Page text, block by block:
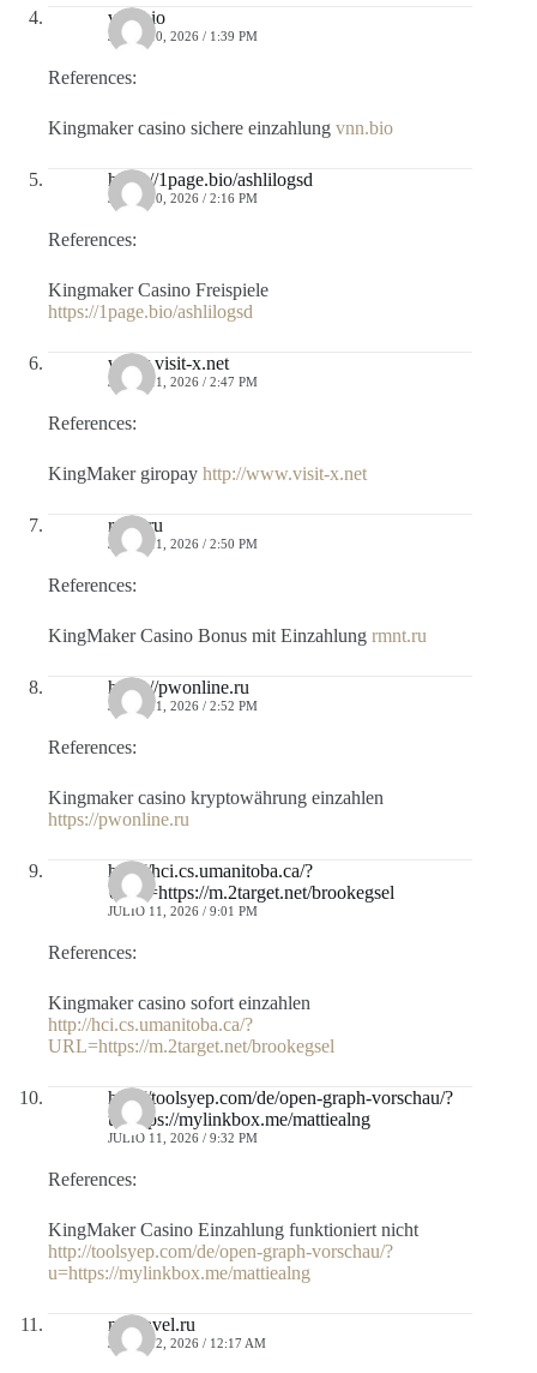
vnn.bio
JULIO 10, 2026 / 1:39 PM
References:
Kingmaker casino sichere einzahlung vnn.bio
https://1page.bio/ashlilogsd
JULIO 10, 2026 / 2:16 PM
References:
Kingmaker Casino Freispiele
https://1page.bio/ashlilogsd
www.visit-x.net
JULIO 11, 2026 / 2:47 PM
References:
KingMaker giropay http://www.visit-x.net
rmnt.ru
JULIO 11, 2026 / 2:50 PM
References:
KingMaker Casino Bonus mit Einzahlung rmnt.ru
https://pwonline.ru
JULIO 11, 2026 / 2:52 PM
References:
Kingmaker casino kryptowährung einzahlen
https://pwonline.ru
http://hci.cs.umanitoba.ca/?
URL=https://m.2target.net/brookegsel
JULIO 11, 2026 / 9:01 PM
References:
Kingmaker casino sofort einzahlen
http://hci.cs.umanitoba.ca/?
URL=https://m.2target.net/brookegsel
http://toolsyep.com/de/open-graph-vorschau/?
u=https://mylinkbox.me/mattiealng
JULIO 11, 2026 / 9:32 PM
References:
KingMaker Casino Einzahlung funktioniert nicht
http://toolsyep.com/de/open-graph-vorschau/?
u=https://mylinkbox.me/mattiealng
mt-travel.ru
JULIO 12, 2026 / 12:17 AM